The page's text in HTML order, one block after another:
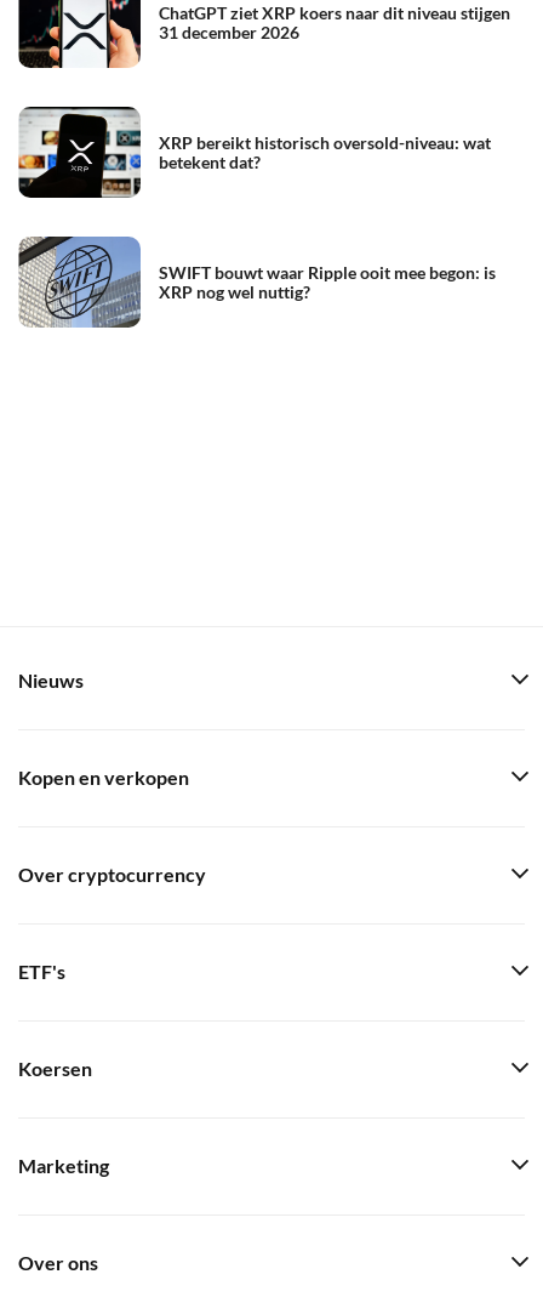
ChatGPT ziet XRP koers naar dit niveau stijgen
31 december 2026
XRP bereikt historisch oversold-niveau: wat
betekent dat?
SWIFT bouwt waar Ripple ooit mee begon: is
XRP nog wel nuttig?
Nieuws
Kopen en verkopen
Over cryptocurrency
ETF's
Koersen
Marketing
Over ons